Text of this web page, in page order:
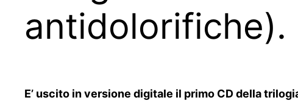
antidolorifiche).
E’ uscito in versione digitale il primo CD della